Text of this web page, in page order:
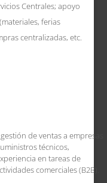
Centrales; apoyo
ferias
centralizadas, etc.
de ventas a empresas
técnicos,
en tareas de
comerciales (B2B).